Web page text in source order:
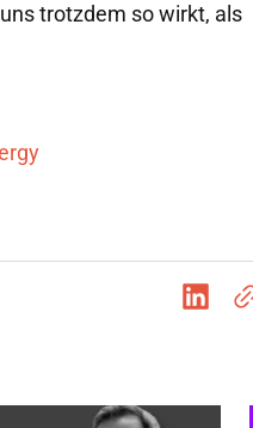
trotzdem so wirkt, als